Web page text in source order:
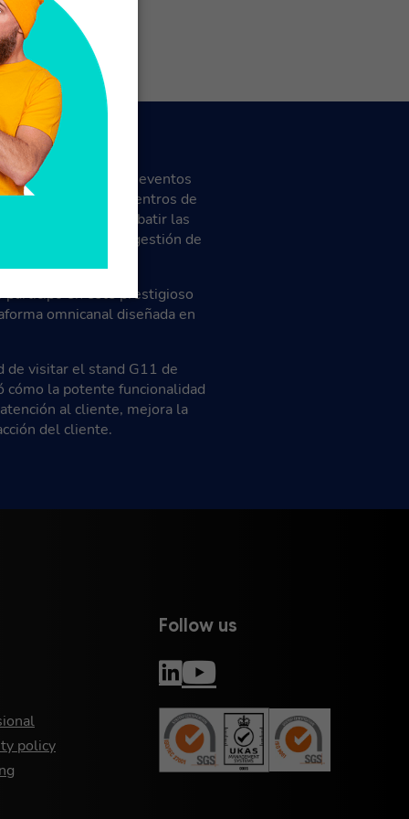
(CCW), uno de los eventos
al cliente y los centros de
el mundo para debatir las
prácticas en la gestión de
participó en este prestigioso
omnicanal diseñada en
de visitar el stand G11 de
cómo la potente funcionalidad
al cliente, mejora la
del cliente.
policy
Follow us